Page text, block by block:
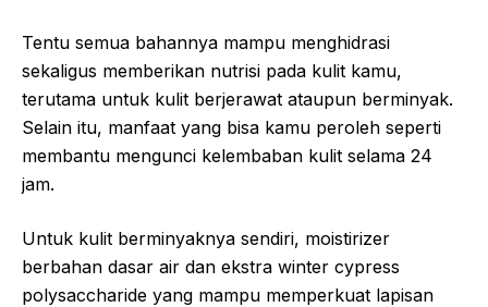
Tentu semua bahannya mampu menghidrasi
sekaligus memberikan nutrisi pada kulit kamu,
terutama untuk kulit berjerawat ataupun berminyak.
Selain itu, manfaat yang bisa kamu peroleh seperti
membantu mengunci kelembaban kulit selama 24
jam.
Untuk kulit berminyaknya sendiri, moistirizer
berbahan dasar air dan ekstra winter cypress
polysaccharide yang mampu memperkuat lapisan